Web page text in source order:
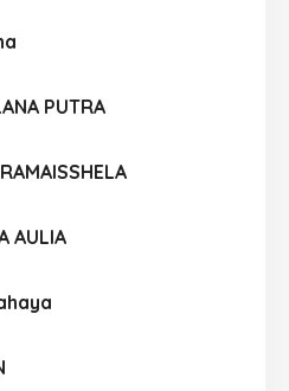
PUTRA
AULIA